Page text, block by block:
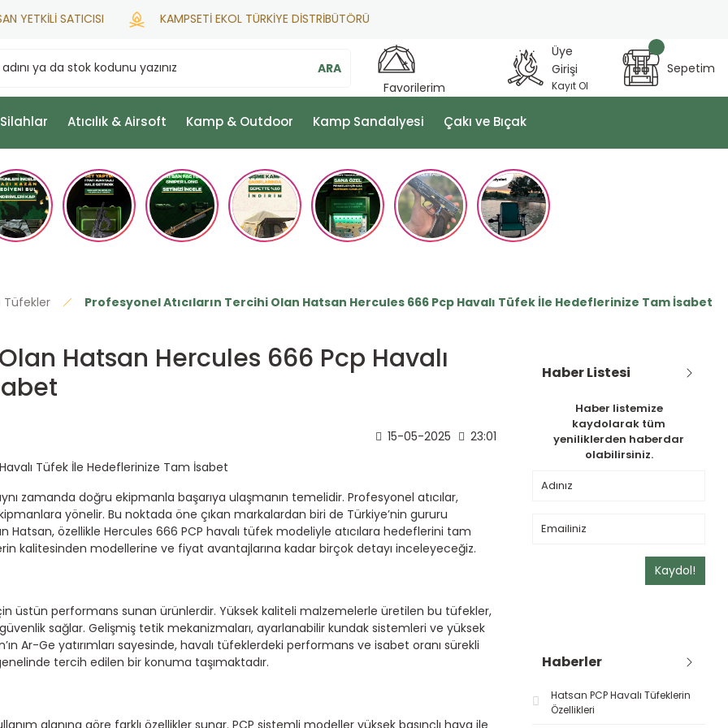
SATICISI KAMPSETİ EKOL TÜRKİYE DİSTRİBÜTÖRÜ
ARA
Favorilerim
Üye
Girişi
Kayıt Ol
Sepetim
Atıcılık & Airsoft Kamp & Outdoor Kamp Sandalyesi Çakı ve Bıçak
Tüfekler Profesyonel Atıcıların Tercihi Olan Hatsan Hercules 666 Pcp Havalı Tüfek İle Hedeflerinize Tam İsabet
Hatsan Hercules 666 Pcp Havalı
15-05-2025 23:01
zamanda doğru ekipmanla başarıya ulaşmanın temelidir. Profesyonel atıcılar,
yönelir. Bu noktada öne çıkan markalardan biri de Türkiye’nin gururu
Hatsan, özellikle Hercules 666 PCP havalı tüfek modeliyle atıcılara hedeflerini tam
kalitesinden modellerine ve fiyat avantajlarına kadar birçok detayı inceleyeceğiz.
üstün performans sunan ürünlerdir. Yüksek kaliteli malzemelerle üretilen bu tüfekler,
sağlar. Gelişmiş tetik mekanizmaları, ayarlanabilir kundak sistemleri ve yüksek
Ar-Ge yatırımları sayesinde, havalı tüfeklerdeki performans ve isabet oranı sürekli
tercih edilen bir konuma taşımaktadır.
alanına göre farklı özellikler sunar. PCP sistemli modeller yüksek basınçlı hava ile
Haber Listesi
Haber listemize
kaydolarak tüm
yeniliklerden haberdar
olabilirsiniz.
Kaydol!
Haberler
Hatsan PCP Havalı Tüfeklerin
Özellikleri